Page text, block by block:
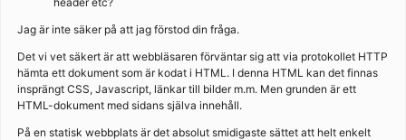
Jag är inte säker på att jag förstod din fråga.
Det vi vet säkert är att webbläsaren förväntar sig att via protokollet HTTP
hämta ett dokument som är kodat i HTML. I denna HTML kan det finnas
insprängt CSS, Javascript, länkar till bilder m.m. Men grunden är ett
HTML-dokument med sidans själva innehåll.
På en statisk webbplats är det absolut smidigaste sättet att helt enkelt